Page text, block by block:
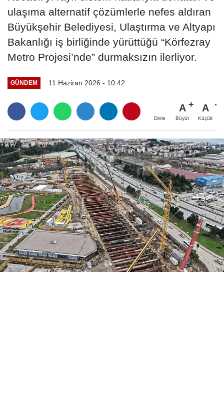
ulaşıma alternatif çözümlerle nefes aldıran
Büyükşehir Belediyesi, Ulaştırma ve Altyapı
Bakanlığı iş birliğinde yürüttüğü “Körfezray
Metro Projesi’nde” durmaksızın ilerliyor.
GÜNDEM 11 Haziran 2026 - 10:42
Dinle
A
Büyüt
A
Küçült